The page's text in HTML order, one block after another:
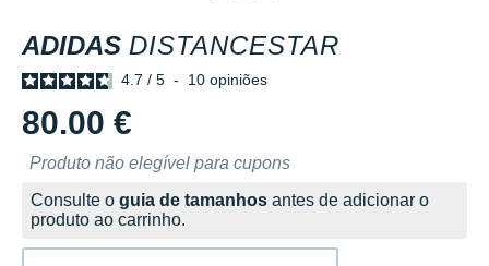
ADIDAS DISTANCESTAR
4.7 / 5 - 10 opiniões
80.00 €
Produto não elegível para cupons
Consulte o guia de tamanhos antes de adicionar o
produto ao carrinho.